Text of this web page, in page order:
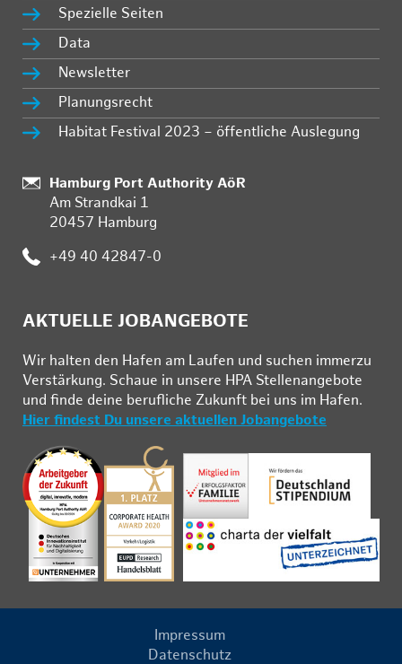
Spezielle Seiten
Data
Newsletter
Planungsrecht
Habitat Festival 2023 – öffentliche Auslegung
:
Hamburg Port Authority AöR
Am Strandkai 1
20457 Hamburg
: +49 40 42847-0
AKTUELLE JOBANGEBOTE
Wir hal­ten den Ha­fen am Lau­fen und su­chen im­mer­zu
Ver­stär­kung. Schau­e in un­se­re HPA Stel­len­an­ge­bo­te
und fin­de deine be­ruf­li­che Zu­kunft bei uns im Ha­fen.
Hier findest Du unsere aktuellen Jobangebote
Impressum
Datenschutz